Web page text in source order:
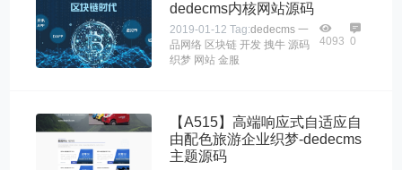
dedecms内核网站源码
2019-01-12 Tag:dedecms 一
品网络 区块链 开发 拽牛 源码
织梦 网站 金服
4093 0
【A515】高端响应式自适应自
由配色旅游企业织梦-dedecms
主题源码